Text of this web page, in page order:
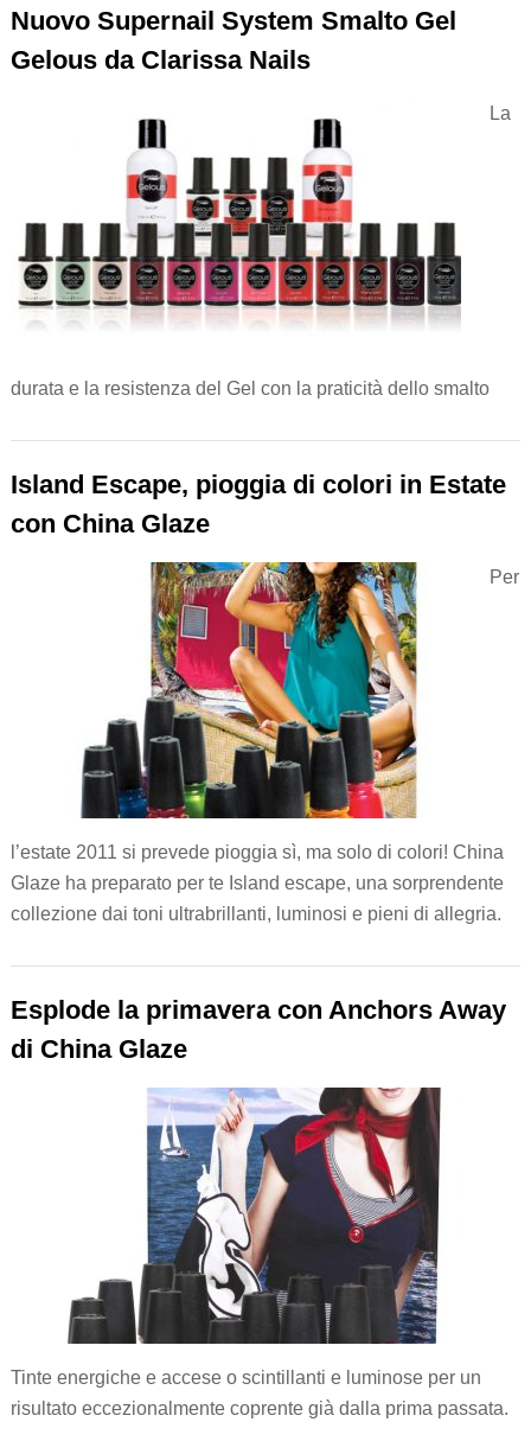
Nuovo Supernail System Smalto Gel
Gelous da Clarissa Nails
La
durata e la resistenza del Gel con la praticità dello smalto
Island Escape, pioggia di colori in Estate
con China Glaze
Per
l’estate 2011 si prevede pioggia sì, ma solo di colori! China
Glaze ha preparato per te Island escape, una sorprendente
collezione dai toni ultrabrillanti, luminosi e pieni di allegria.
Esplode la primavera con Anchors Away
di China Glaze
Tinte energiche e accese o scintillanti e luminose per un
risultato eccezionalmente coprente già dalla prima passata.